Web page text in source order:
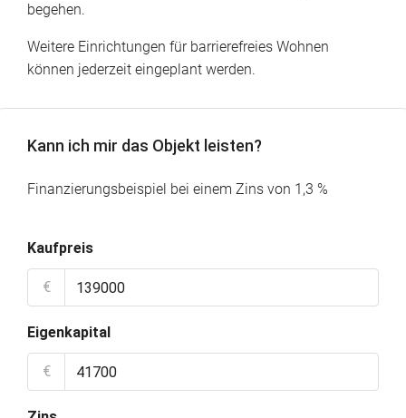
begehen.
Weitere Einrichtungen für barrierefreies Wohnen
können jederzeit eingeplant werden.
Kann ich mir das Objekt leisten?
Finanzierungsbeispiel bei einem Zins von 1,3 %
Kaufpreis
€
Eigenkapital
€